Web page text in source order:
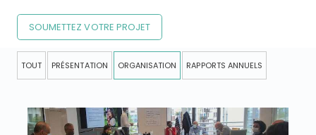
SOUMETTEZ VOTRE PROJET
TOUT PRÉSENTATION ORGANISATION RAPPORTS ANNUELS